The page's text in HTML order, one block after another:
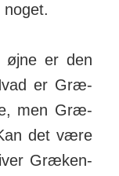
øjne er den
er Græ­
men Græ­
det være
Græ­ken­